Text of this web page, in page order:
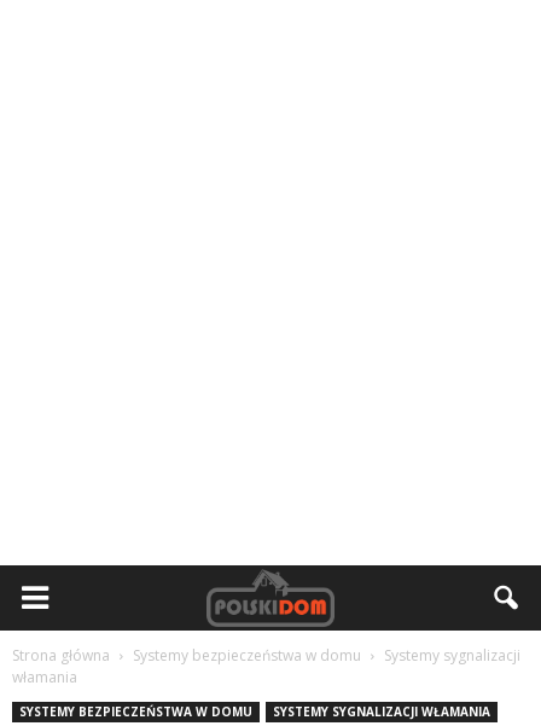
Strona główna Systemy bezpieczeństwa w domu
Systemy sygnalizacji
włamania
SYSTEMY BEZPIECZEŃSTWA W DOMU SYSTEMY SYGNALIZACJI WŁAMANIA